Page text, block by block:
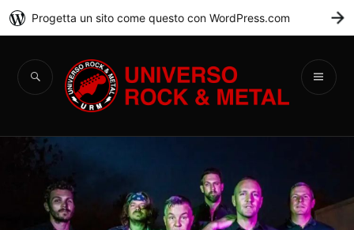
Universo Rock &
Metal
Progetta un sito come questo con WordPress.com